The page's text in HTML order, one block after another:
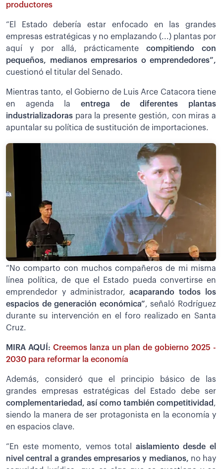
productores
“El Estado debería estar enfocado en las grandes
empresas estratégicas y no emplazando (...) plantas por
aquí y por allá, prácticamente compitiendo con
pequeños, medianos empresarios o emprendedores”,
cuestionó el titular del Senado.
Mientras tanto, el Gobierno de Luis Arce Catacora tiene
en agenda la entrega de diferentes plantas
industrializadoras para la presente gestión, con miras a
apuntalar su política de sustitución de importaciones.
“No comparto con muchos compañeros de mi misma
línea política, de que el Estado pueda convertirse en
emprendedor y administrador,acaparando todos los
espacios de generación económica”, señaló Rodríguez
durante su intervención en el foro realizado en Santa
Cruz.
MIRA AQUÍ: Creemos lanza un plan de gobierno 2025 -
2030 para reformar la economía
Además, consideró que el principio básico de las
grandes empresas estratégicas del Estado debe ser
complementariedad, así como también competitividad ,
siendo la manera de ser protagonista en la economía y
en espacios clave.
“En este momento, vemos total aislamiento desde el
nivel central a grandes empresarios y medianos, no hay